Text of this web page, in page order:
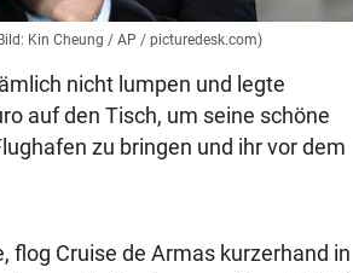
Kin Cheung / AP / picturedesk.com)
nicht lumpen und legte
auf den Tisch, um seine schöne
zu bringen und ihr vor dem
flog Cruise de Armas kurzerhand in